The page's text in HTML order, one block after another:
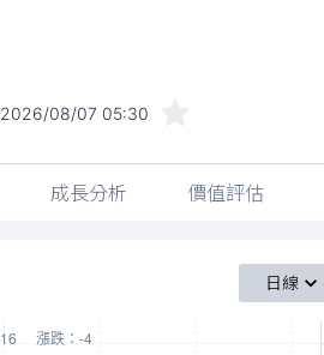
2026/08/07 05:30
成長分析 價值評估
日線